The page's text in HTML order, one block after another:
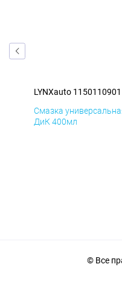
LYNXauto 1150110901
Смазка
ДиК 400мл
© Все